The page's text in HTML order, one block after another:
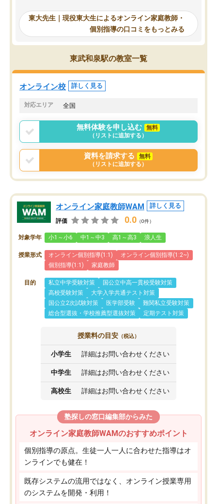
れるので、親としても安心です。毎日
使える自習室とかもあり、わからない
ところがあれば先生が回答してくれる
のも重宝しています。
自習室が毎日使えていつ
るのが心強かったよう
謝です。
東大先生｜現役東大生によるオンライン家庭教師・
個別指導の口コミをもっとみる
東武和泉駅の教室一覧
オンライン校 詳しく見る
対応エリア 全国
無料体験を申し込む
無料
（リストに追加する）
資料を請求する
無料
（リストに追加する）
オンライン家庭教師WAM 詳しく見る
評価 0.0 （0件）
対象学年 小1～小6 中1～中3 高1～高3 浪人生
授業形式 オンライン個別指導(1:1)
オンライン個別指導(1:2~)
個別指導(1:1)
家庭教師
目的 私立中学受験対策
国公立中高一貫校受験対策
高校受験対策
大学入学共通テスト対策
国公立2次試験対策
医学部受験
難関私立受験対策
総合型選抜・学校推薦型選抜対策
定期テスト対策
授業料の目安 （税込）
小学生 詳細はお問い合わせください
中学生 詳細はお問い合わせください
高校生 詳細はお問い合わせください
塾探しの窓口編集部からみた
オンライン家庭教師WAMのおすすめポイント
個別指導の原点。生徒一人一人に合わせた指導はオ
ンラインでも健在！
既存システムの流用ではなく、オンライン授業専用
のシステムを開発・利用！